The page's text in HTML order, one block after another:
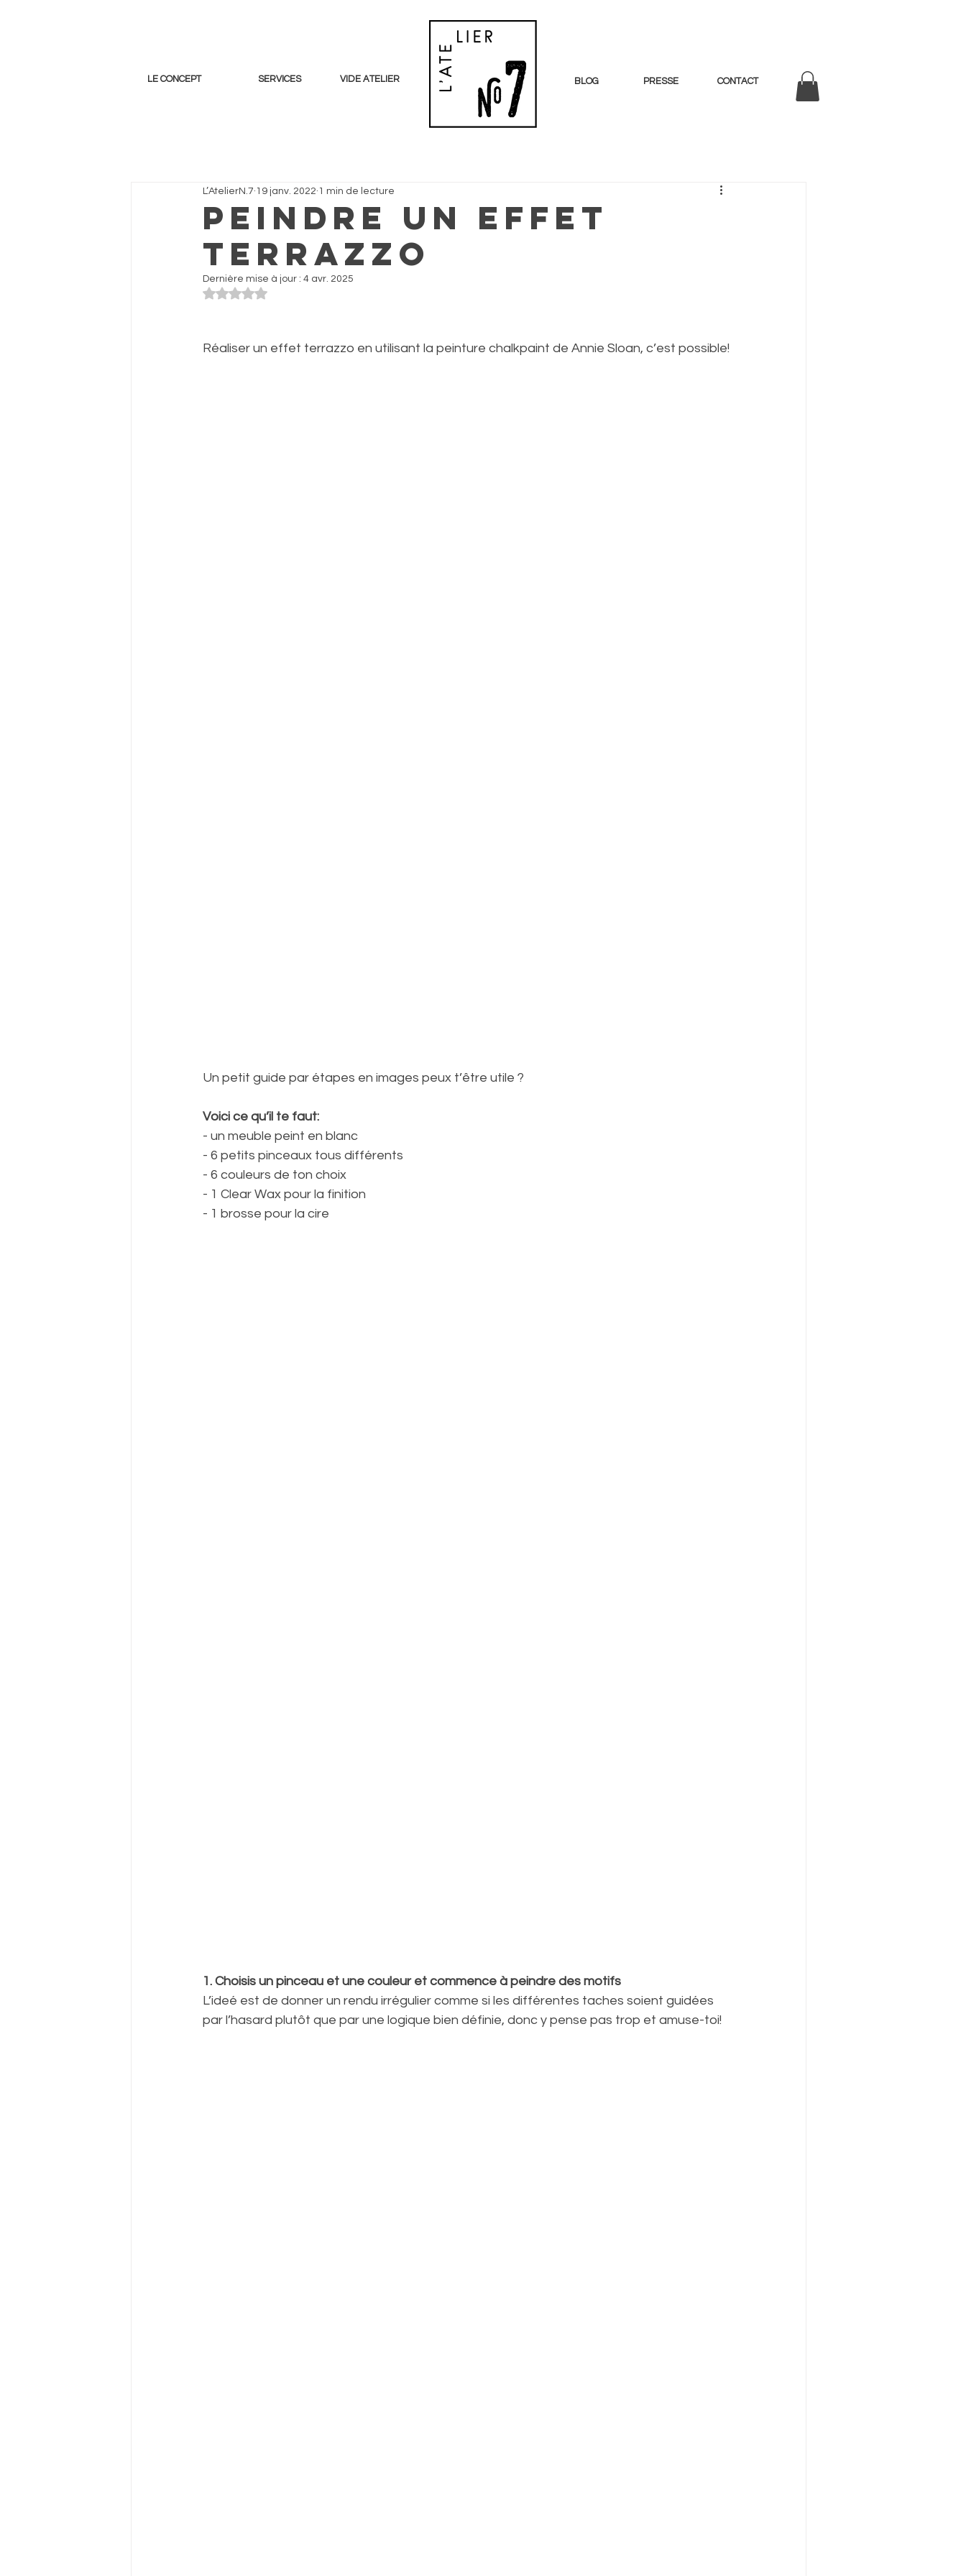
LE CONCEPT SERVICES VIDE ATELIER BLOG PRESSE CONTACT
Peindre un effet
terrazzo
L’AtelierN.7 19 janv. 2022 1 min de lecture
Dernière mise à jour : 4 avr. 2025
Noté NaN étoiles sur 5.
Réaliser un effet terrazzo en utilisant la peinture chalkpaint de Annie Sloan, c’est possible!
Un petit guide par étapes en images peux t’être utile ?
Voici ce qu’il te faut:
- un meuble peint en blanc
- 6 petits pinceaux tous différents
- 6 couleurs de ton choix
- 1 Clear Wax pour la finition
- 1 brosse pour la cire
1. Choisis un pinceau et une couleur et commence à peindre des motifs
L’ideé est de donner un rendu irrégulier comme si les différentes taches soient guidées
par l’hasard plutôt que par une logique bien définie, donc y pense pas trop et amuse-toi!